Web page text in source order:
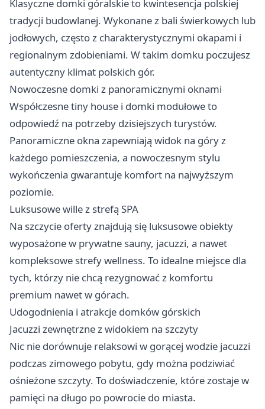
Klasyczne domki góralskie to kwintesencja polskiej
tradycji budowlanej. Wykonane z bali świerkowych lub
jodłowych, często z charakterystycznymi okapami i
regionalnym zdobieniami. W takim domku poczujesz
autentyczny klimat polskich gór.
Nowoczesne domki z panoramicznymi oknami
Współczesne tiny house i domki modułowe to
odpowiedź na potrzeby dzisiejszych turystów.
Panoramiczne okna zapewniają widok na góry z
każdego pomieszczenia, a nowoczesnym stylu
wykończenia gwarantuje komfort na najwyższym
poziomie.
Luksusowe wille z strefą SPA
Na szczycie oferty znajdują się luksusowe obiekty
wyposażone w prywatne sauny, jacuzzi, a nawet
kompleksowe strefy wellness. To idealne miejsce dla
tych, którzy nie chcą rezygnować z komfortu
premium nawet w górach.
Udogodnienia i atrakcje domków górskich
Jacuzzi zewnętrzne z widokiem na szczyty
Nic nie dorównuje relaksowi w gorącej wodzie jacuzzi
podczas zimowego pobytu, gdy można podziwiać
ośnieżone szczyty. To doświadczenie, które zostaje w
pamięci na długo po powrocie do miasta.